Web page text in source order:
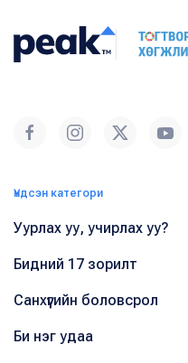
Үндсэн категори
Уурлах уу, учирлах уу?
Бидний 17 зорилт
Санхүүгийн боловсрол
Би нэг удаа